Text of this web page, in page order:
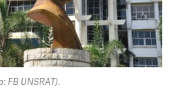
FB UNSRAT).